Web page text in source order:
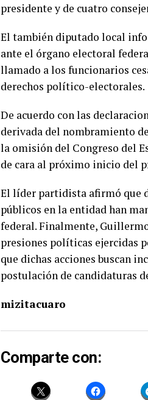
presidente y de cuatro
El también diputado local
ante el órgano electoral
llamado a los funcionarios
derechos político-electorales.
De acuerdo con las
derivada del nombramiento
la omisión del Congreso del
de cara al próximo inicio del
El líder partidista afirmó que
públicos en la entidad han
federal. Finalmente,
presiones políticas ejercidas
que dichas acciones buscan
postulación de candidaturas
mizitacuaro
Comparte con: